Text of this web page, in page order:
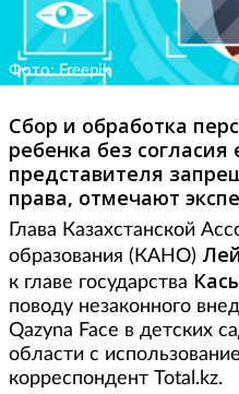
Фото: Freepik
Сбор и обработка
ребенка без согласия
представителя
права, отмечают
Глава Казахстанской
образования (КАНО)
к главе государства
поводу незаконного
Qazyna Face в детских
области с
корреспондент Total.kz.